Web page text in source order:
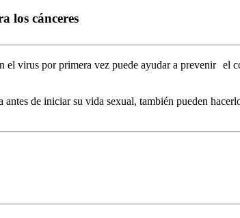
los cánceres
el virus por primera vez puede ayudar a prevenir el
de iniciar su vida sexual, también pueden